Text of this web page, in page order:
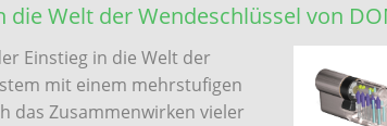
die Welt der Wendeschlüssel von
Einstieg in die Welt der
mit einem mehrstufigen
das Zusammenwirken vieler